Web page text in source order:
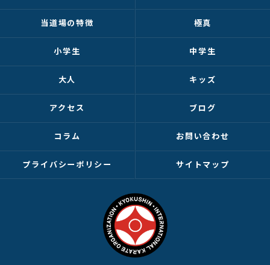
当道場の特徴 極真
小学生 中学生
大人 キッズ
アクセス ブログ
コラム お問い合わせ
プライバシーポリシー サイトマップ